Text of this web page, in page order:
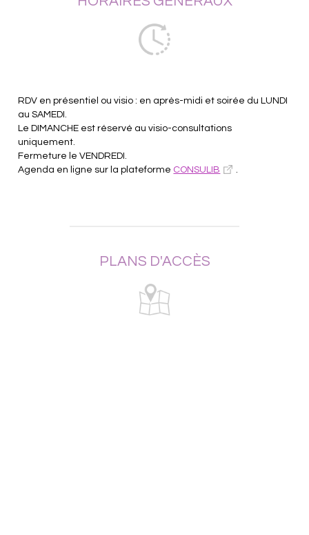
RDV en présentiel ou visio : en après-midi et soirée du LUNDI
au SAMEDI.
Le DIMANCHE est réservé au visio-consultations
uniquement.
Fermeture le VENDREDI.
Agenda en ligne sur la plateforme CONSULIB .
PLANS D'ACCÈS